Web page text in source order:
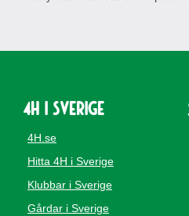
4H i Sverige
4H.se
Hitta 4H i Sverige
Klubbar i Sverige
Gårdar i Sverige